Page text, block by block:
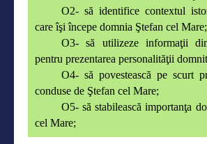
O2- să identifice contextul
care îşi începe domnia Ştefan cel Mare;
O3- să utilizeze informaţii
pentru prezentarea personalităţii
O4- să povestească pe scurt
conduse de Ştefan cel Mare;
O5- să stabilească importanţa
cel Mare;